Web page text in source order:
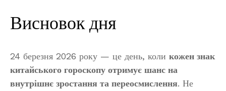
Висновок дня
24 березня 2026 року — це день, коли кожен знак
китайського гороскопу отримує шанс на
внутрішнє зростання та переосмислення. Не